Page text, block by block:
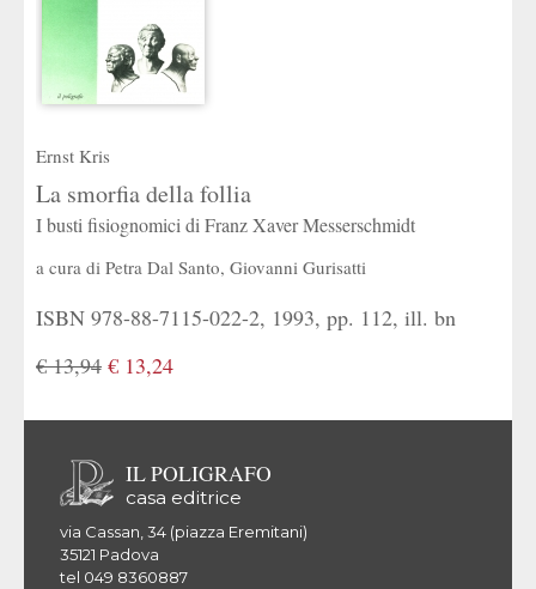
Ernst Kris
La smorfia della follia
I busti fisiognomici di Franz Xaver Messerschmidt
a cura di Petra Dal Santo, Giovanni Gurisatti
ISBN 978-88-7115-022-2, 1993, pp. 112, ill. bn
€ 13,94 € 13,24
IL POLIGRAFO
casa editrice
via Cassan, 34 (piazza Eremitani)
35121 Padova
tel 049 8360887